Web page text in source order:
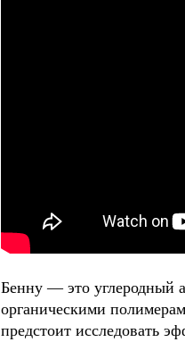
Бенну — это углеродный
органическими
предстоит исследовать